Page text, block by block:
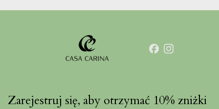
Zarejestruj się, aby otrzymać 10% zniżki